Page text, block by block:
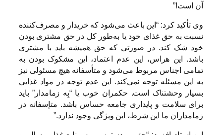
آن است!”
وی تأکید کرد: “این باعث می‌شود که خریدار و مصرف‌کننده
نسبت به حق غذای خود یا به‌طور کل در حق مشتری بودن
خود شک کند. در صورتی که حق همیشه باید با مشتری
باشد. این هراس، این عدم اعتماد، این مشکوک بودن به
تمامی اجناس مربوط می‌شود و متأسفانه هیچ مسئولی نیز
به این مسئله توجه نمی‌کند. این عدم توجه در مواد غذایی
بسیار وحشتناک است. حکمران خوب یا “بِه زمامدار” باید
برای سلامت و پایداری جامعه حساس باشد. متإسفانه در
زمامداران ما این شرط، این ویژگی وجود ندارد.”